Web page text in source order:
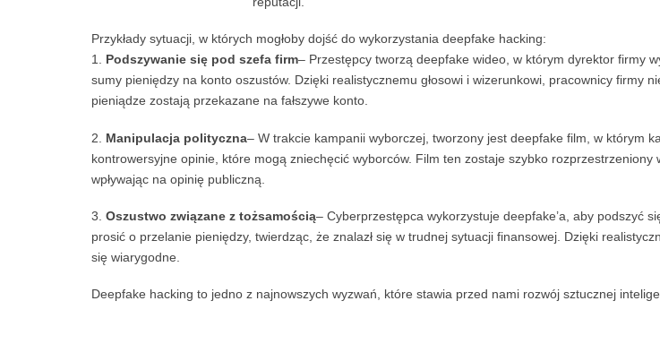
Przykłady sytuacji, w których mogłoby dojść do wykorzystania deepfake hacking:
1. Podszywanie się pod szefa firm– Przestępcy tworzą deepfake wideo, w którym dyrektor firmy
sumy pieniędzy na konto oszustów. Dzięki realistycznemu głosowi i wizerunkowi, pracownicy firmy
pieniądze zostają przekazane na fałszywe konto.
2. Manipulacja polityczna– W trakcie kampanii wyborczej, tworzony jest deepfake film, w którym
kontrowersyjne opinie, które mogą zniechęcić wyborców. Film ten zostaje szybko rozprzestrzeniony
wpływając na opinię publiczną.
3. Oszustwo związane z tożsamością– Cyberprzestępca wykorzystuje deepfake’a, aby podszyć
prosić o przelanie pieniędzy, twierdząc, że znalazł się w trudnej sytuacji finansowej. Dzięki
się wiarygodne.
Deepfake hacking to jedno z najnowszych wyzwań, które stawia przed nami rozwój sztucznej